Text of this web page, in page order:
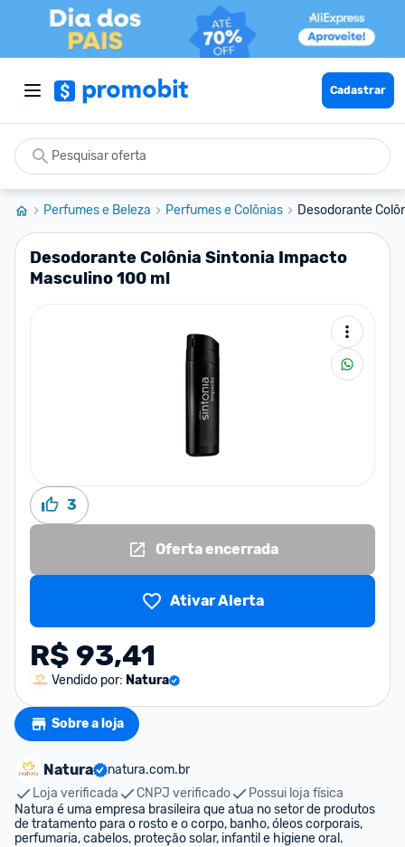
Cadastrar
Perfumes e Beleza Perfumes e Colônias Desodorante
Desodorante Colônia Sintonia Impacto
Masculino 100 ml
3
Oferta encerrada
Ativar Alerta
R$ 93,41
Vendido por: Natura
Sobre a loja
Natura
natura.com.br
Loja verificada
CNPJ verificado
Possui loja física
Natura é uma empresa brasileira que atua no setor de produtos
de tratamento para o rosto e o corpo, banho, óleos corporais,
perfumaria, cabelos, proteção solar, infantil e higiene oral.